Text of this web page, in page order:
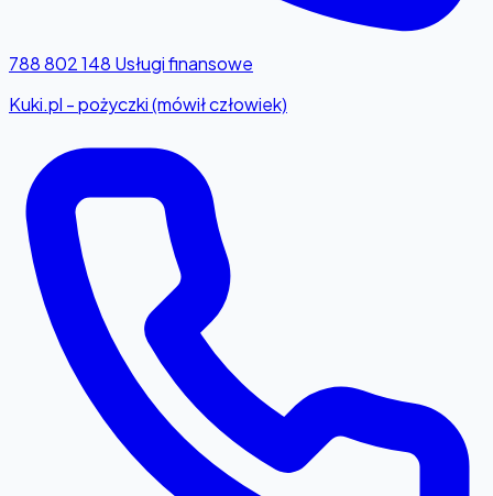
788 802 148 Usługi finansowe
Kuki.pl - pożyczki (mówił człowiek)